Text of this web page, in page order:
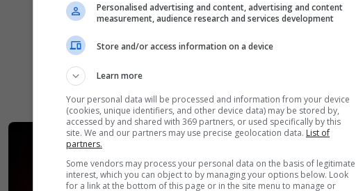
Personalised advertising and content, advertising and content
measurement, audience research and services development
Store and/or access information on a device
Learn more
Your personal data will be processed and information from your device
(cookies, unique identifiers, and other device data) may be stored by,
accessed by and shared with 369 partners, or used specifically by this
site. We and our partners may use precise geolocation data. List of
partners.
Some vendors may process your personal data on the basis of legitimate
interest, which you can object to by managing your options below. Look
for a link at the bottom of this page or in the site menu to manage or